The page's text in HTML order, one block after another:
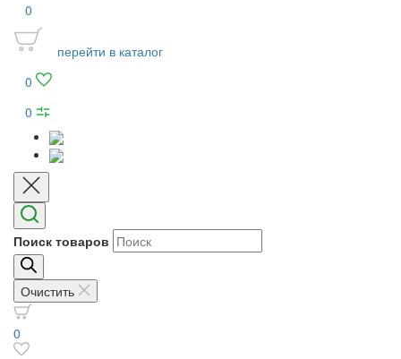
0
перейти в каталог
0
0
Поиск товаров
Очистить
0